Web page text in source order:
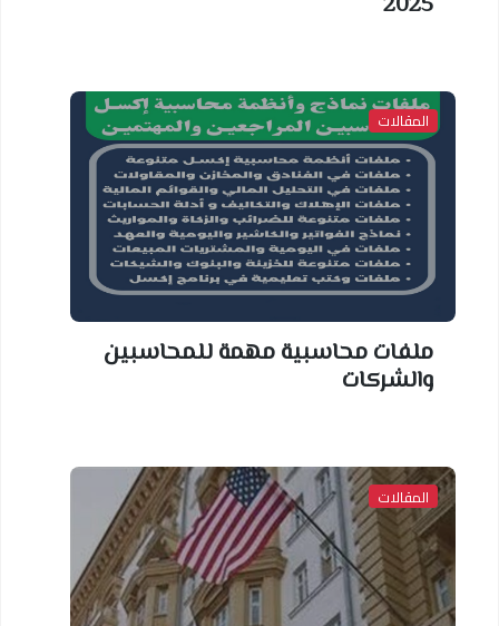
المقالات
ملفات محاسبية مهمة للمحاسبين
والشركات
المقالات